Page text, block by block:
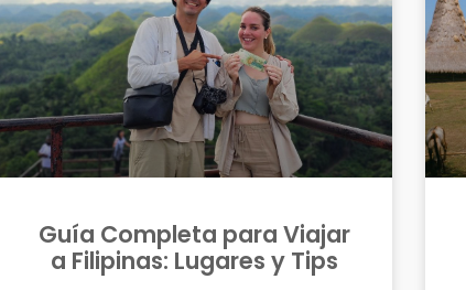
Guía Completa para Viajar
a Filipinas: Lugares y Tips